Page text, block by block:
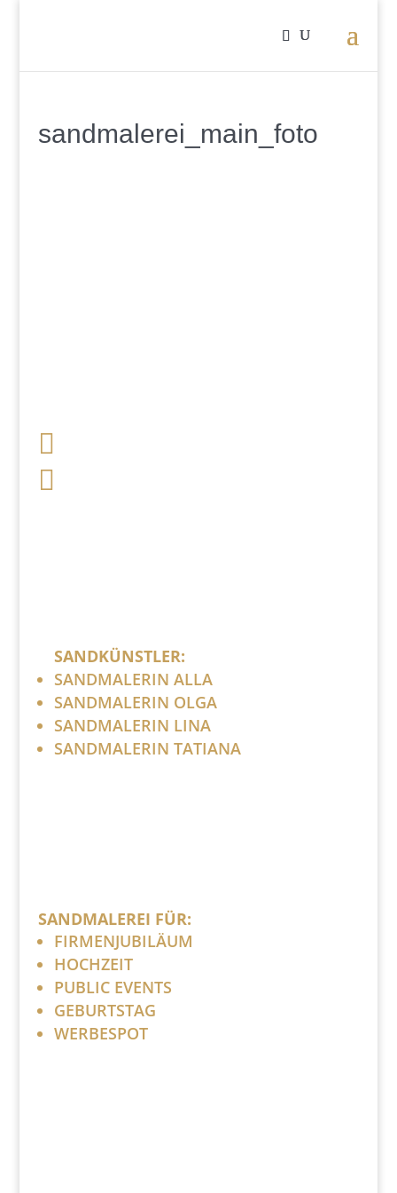
sandmalerei_main_foto


SANDKÜNSTLER:
SANDMALERIN ALLA
SANDMALERIN OLGA
SANDMALERIN LINA
SANDMALERIN TATIANA
SANDMALEREI FÜR:
FIRMENJUBILÄUM
HOCHZEIT
PUBLIC EVENTS
GEBURTSTAG
WERBESPOT